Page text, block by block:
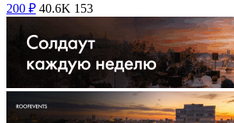
200 ₽ 40.6K 153